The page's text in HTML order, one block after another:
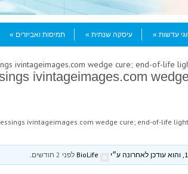
עדשות עיסקה שנתית תמיסות ואביזרים
ivintageimages.com
ivintageimages.com wedge cure; end-of-life light,
לפני 2 חודשים